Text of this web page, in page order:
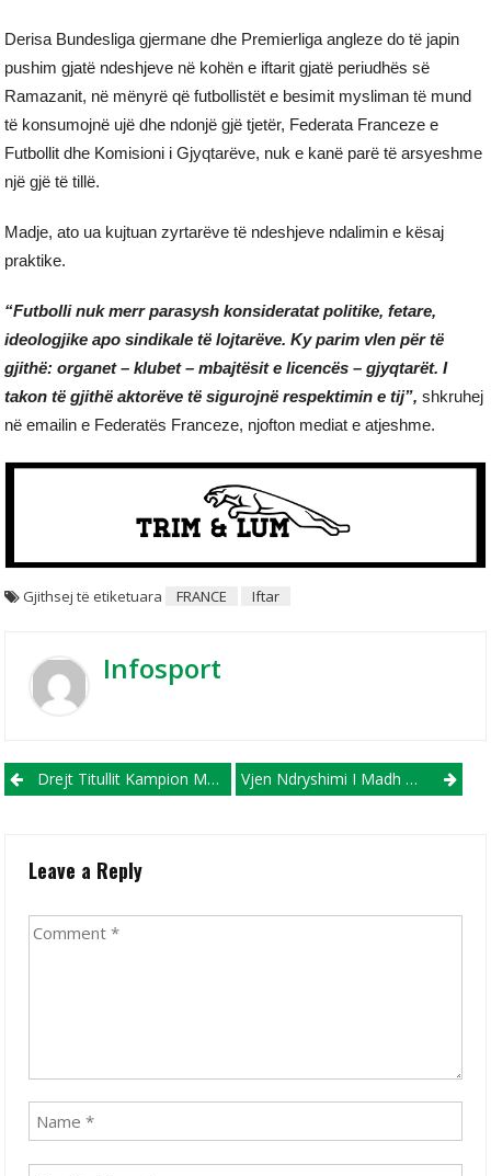
Derisa Bundesliga gjermane dhe Premierliga angleze do të japin
pushim gjatë ndeshjeve në kohën e iftarit gjatë periudhës së
Ramazanit, në mënyrë që futbollistët e besimit mysliman të mund
të konsumojnë ujë dhe ndonjë gjë tjetër, Federata Franceze e
Futbollit dhe Komisioni i Gjyqtarëve, nuk e kanë parë të arsyeshme
një gjë të tillë.
Madje, ato ua kujtuan zyrtarëve të ndeshjeve ndalimin e kësaj
praktike.
“Futbolli nuk merr parasysh konsideratat politike, fetare,
ideologjike apo sindikale të lojtarëve. Ky parim vlen për të
gjithë: organet – klubet – mbajtësit e licencës – gjyqtarët. I
takon të gjithë aktorëve të sigurojnë respektimin e tij”, shkruhej
në emailin e Federatës Franceze, njofton mediat e atjeshme.
Gjithsej të etiketuara FRANCE Iftar
Infosport
Post navigation
Drejt Titullit Kampion Me Struga Trim Lum, Duro I Kënaqur Me Punën Dhe Ngritjen E Ekipit Vjen Ndryshimi I Madh Në Futboll!
Leave a Reply